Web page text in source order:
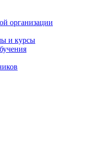
организации
и курсы